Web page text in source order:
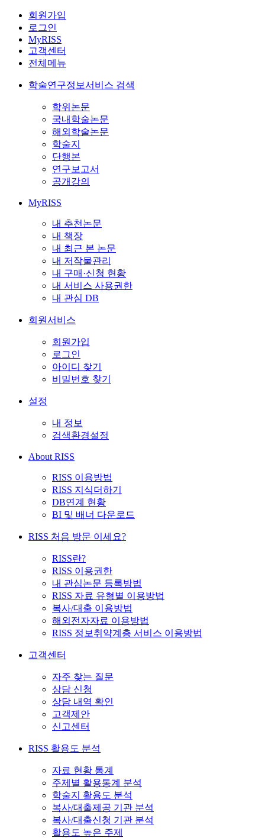
회원가입
로그인
MyRISS
고객센터
전체메뉴
학술연구정보서비스 검색
학위논문
국내학술논문
해외학술논문
학술지
단행본
연구보고서
공개강의
MyRISS
내 추천논문
내 책장
내 최근 본 논문
내 저작물관리
내 구매·신청 현황
내 서비스 사용권한
내 관심 DB
회원서비스
회원가입
로그인
아이디 찾기
비밀번호 찾기
설정
내 정보
검색환경설정
About RISS
RISS 이용방법
RISS 지식더하기
DB연계 현황
BI 및 배너 다운로드
RISS 처음 방문 이세요?
RISS란?
RISS 이용권한
내 관심논문 등록방법
RISS 자료 유형별 이용방법
복사/대출 이용방법
해외전자자료 이용방법
RISS 정보취약계층 서비스 이용방법
고객센터
자주 찾는 질문
상담 신청
상담 내역 확인
고객제안
신고센터
RISS 활용도 분석
자료 현황 통계
주제별 활용통계 분석
학술지 활용도 분석
복사/대출제공 기관 분석
복사/대출신청 기관 분석
활용도 높은 주제